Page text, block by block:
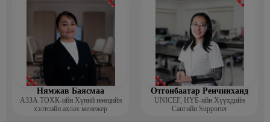
Нямжав Баясмаа
АЗЗА ТӨХК-ийн Хүний нөөцийн
хэлтсийн ахлах менежер
Отгонбаатар Ренчинханд
UNIСЕF, НҮБ-ийн Хүүхдийн
Сангийн Supporter